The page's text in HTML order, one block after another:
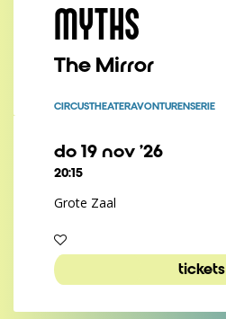
MYTHS
The Mirror
CIRCUSTHEATERAVONTURENSERIE
do 19 nov ’26
20:15
Grote Zaal
tickets